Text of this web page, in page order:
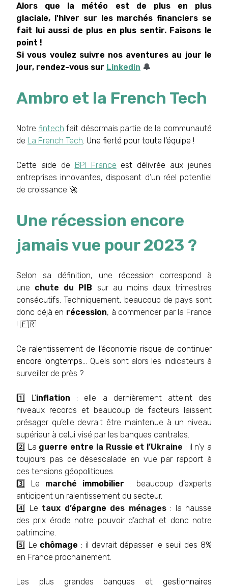
Alors que la météo est de plus en plus
glaciale, l'hiver sur les marchés financiers se
fait lui aussi de plus en plus sentir. Faisons le
point !
Si vous voulez suivre nos aventures au jour le
jour, rendez-vous sur Linkedin 🔔
Ambro et la French Tech
Notre fintech fait désormais partie de la communauté
de La French Tech. Une fierté pour toute l'équipe !
Cette aide de BPI France est délivrée aux jeunes
entreprises innovantes, disposant d’un réel potentiel
de croissance 🚀
Une récession encore
jamais vue pour 2023 ?
Selon sa définition, une récession
correspond à
une chute du PIB
sur au moins deux trimestres
consécutifs. Techniquement, beaucoup de pays sont
donc déjà en récession, à commencer par la France
! 🇫🇷
Ce ralentissement de l'économie risque de continuer
encore longtemps... Quels sont alors les indicateurs à
surveiller de près ?
1️⃣ L’inflation
: elle a dernièrement atteint des
niveaux records et beaucoup de facteurs laissent
présager qu’elle devrait être maintenue à un niveau
supérieur à celui visé par les banques centrales.
2️⃣ La guerre entre la Russie et l’Ukraine : il n’y a
toujours pas de désescalade en vue par rapport à
ces tensions géopolitiques.
3️⃣ Le marché immobilier
: beaucoup d’experts
anticipent un ralentissement du secteur.
4️⃣ Le taux d’épargne des ménages: la hausse
des prix érode notre pouvoir d’achat et donc notre
patrimoine.
5️⃣ Le chômage : il devrait dépasser le seuil des 8%
en France prochainement.
Les plus grandes banques et gestionnaires